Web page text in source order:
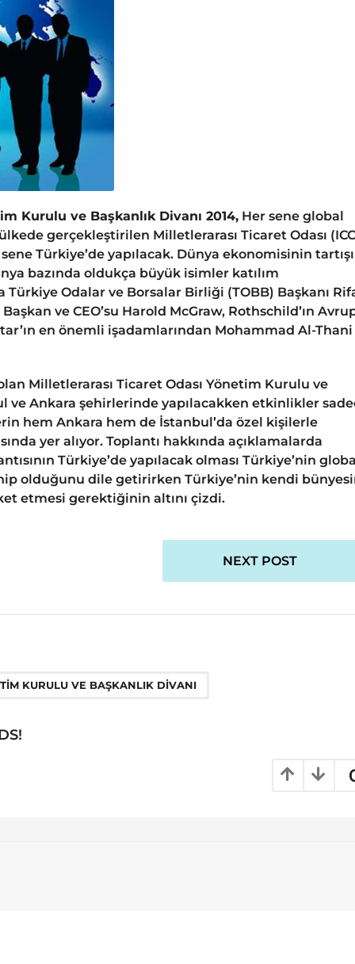
Kurulu ve Başkanlık Divanı 2014, Her sene global
gerçekleştirilen Milletlerarası Ticaret Odası
Türkiye’de yapılacak. Dünya ekonomisinin
bazında oldukça büyük isimler katılım
Odalar ve Borsalar Birliği (TOBB) Başkanı
ve CEO’su Harold McGraw, Rothschild’ın
en önemli işadamlarından Mohammad Al-Thani
Milletlerarası Ticaret Odası Yönetim Kurulu ve
ve Ankara şehirlerinde yapılacakken etkinlikler
hem Ankara hem de İstanbul’da özel kişilerle
yer alıyor. Toplantı hakkında açıklamalarda
Türkiye’de yapılacak olması Türkiye’nin
olduğunu dile getirirken Türkiye’nin kendi
etmesi gerektiğinin altını çizdi.
NEXT POST
KURULU VE BAŞKANLIK DIVANI